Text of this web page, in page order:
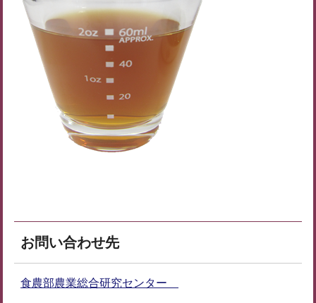
お問い合わせ先
食農部農業総合研究センター